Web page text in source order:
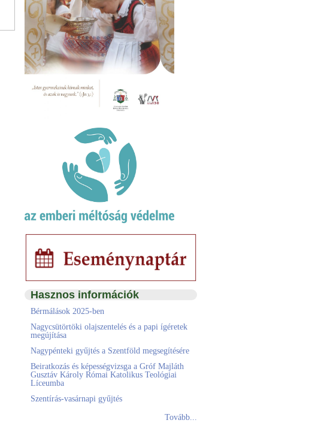
Hasznos információk
Bérmálások 2025-ben
Nagycsütörtöki olajszentelés és a papi ígéretek
megújítása
Nagypénteki gyűjtés a Szentföld megsegítésére
Beiratkozás és képességvizsga a Gróf Majláth
Gusztáv Károly Római Katolikus Teológiai
Líceumba
Szentírás-vasárnapi gyűjtés
Tovább...